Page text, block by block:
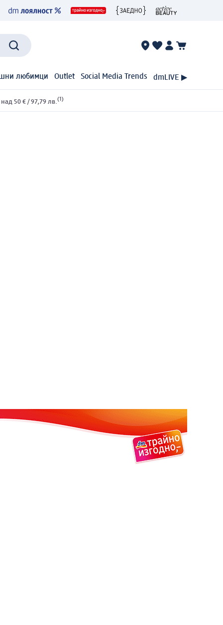
любимци Outlet Social Media Trends dmLIVE ▶
50 € / 97,79 лв. (1)